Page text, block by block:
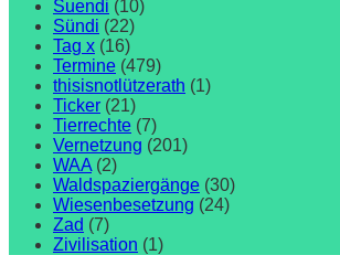
Suendi (10)
Sündi (22)
Tag x (16)
Termine (479)
thisisnotlützerath (1)
Ticker (21)
Tierrechte (7)
Vernetzung (201)
WAA (2)
Waldspaziergänge (30)
Wiesenbesetzung (24)
Zad (7)
Zivilisation (1)